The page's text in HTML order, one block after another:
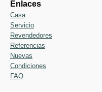
Enlaces
Casa
Servicio
Revendedores
Referencias
Nuevas
Condiciones
FAQ